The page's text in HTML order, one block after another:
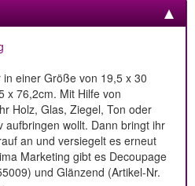
einer Größe von 19,5 x 30
x 76,2cm. Mit Hilfe von
Holz, Glas, Ziegel, Ton oder
aufbringen wollt. Dann bringt ihr
an und versiegelt es erneut
Marketing gibt es Decoupage
und Glänzend (Artikel-Nr.